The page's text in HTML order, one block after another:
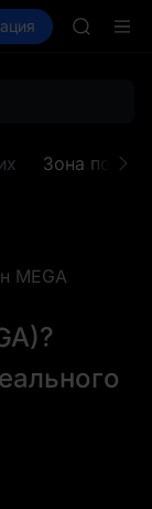
Фьючерсы
SPCX
Зона
MEGA